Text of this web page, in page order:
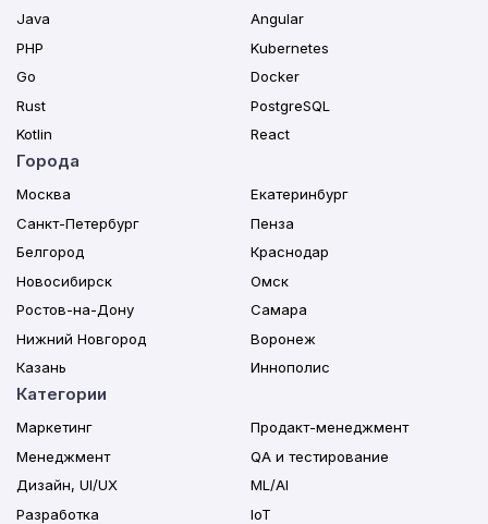
Java
PHP
Go
Rust
Kotlin
Angular
Kubernetes
Docker
PostgreSQL
React
Города
Москва
Санкт-Петербург
Белгород
Новосибирск
Ростов-на-Дону
Нижний Новгород
Казань
Екатеринбург
Пенза
Краснодар
Омск
Самара
Воронеж
Иннополис
Категории
Маркетинг
Менеджмент
Дизайн, UI/UX
Разработка
Продакт-менеджмент
QA и тестирование
ML/AI
IoT